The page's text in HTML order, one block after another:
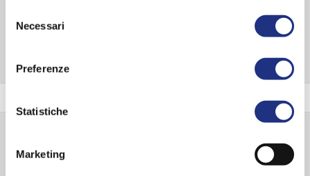
delNecessari
Preferenze
Statistiche
Marketing